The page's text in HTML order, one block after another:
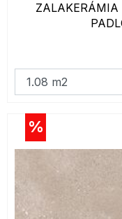
ZALAKERÁMIA
%